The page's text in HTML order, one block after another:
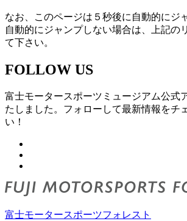
なお、このページは５秒後に自動的にジ
自動的にジャンプしない場合は、上記の
て下さい。
FOLLOW US
富士モータースポーツミュージアム公式
たしました。フォローして最新情報をチ
い！
富士モータースポーツフォレスト